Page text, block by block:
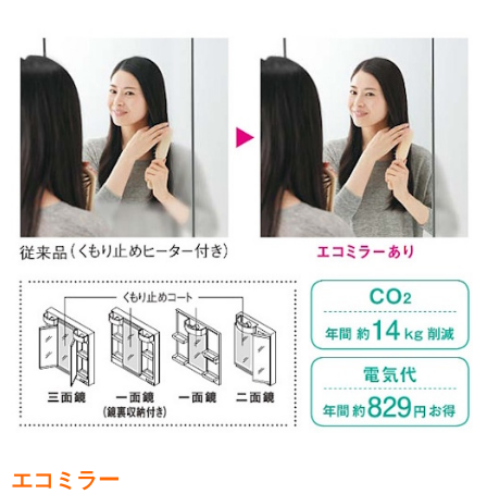
エコミラー